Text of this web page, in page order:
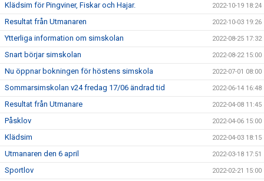
Klädsim för Pingviner, Fiskar och Hajar. 2022-10-19 18:24
Resultat från Utmanaren 2022-10-03 19:26
Ytterliga information om simskolan 2022-08-25 17:32
Snart börjar simskolan 2022-08-22 15:00
Nu öppnar bokningen för höstens simskola 2022-07-01 08:00
Sommarsimskolan v24 fredag 17/06 ändrad tid 2022-06-14 16:48
Resultat från Utmanare 2022-04-08 11:45
Påsklov 2022-04-06 15:00
Klädsim 2022-04-03 18:15
Utmanaren den 6 april 2022-03-18 17:51
Sportlov 2022-02-21 15:00